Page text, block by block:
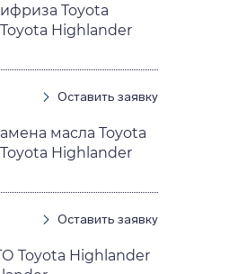
Toyota
Highlander
Оставить заявку
масла Toyota
Highlander
Оставить заявку
Toyota Highlander